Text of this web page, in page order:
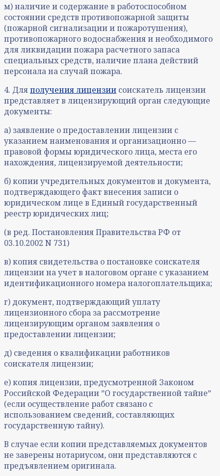
м) наличие и содержание в работоспособном
состоянии средств противопожарной защиты
(пожарной сигнализации и пожаротушения),
противопожарного водоснабжения и необходимого
для ликвидации пожара расчетного запаса
специальных средств, наличие плана действий
персонала на случай пожара.
4. Дляполучения лицензии соискатель лицензии
представляет в лицензирующий орган следующие
документы:
а) заявление о предоставлении лицензии с
указанием наименования и организационно —
правовой формы юридического лица, места его
нахождения, лицензируемой деятельности;
б) копии учредительных документов и документа,
подтверждающего факт внесения записи о
юридическом лице в Единый государственный
реестр юридических лиц;
(в ред. Постановления Правительства РФ от
03.10.2002 N 731)
в) копия свидетельства о постановке соискателя
лицензии на учет в налоговом органе с указанием
идентификационного номера налогоплательщика;
г) документ, подтверждающий уплату
лицензионного сбора за рассмотрение
лицензирующим органом заявления о
предоставлении лицензии;
д) сведения о квалификации работников
соискателя лицензии;
е) копия лицензии, предусмотренной Законом
Российской Федерации ˮО государственной тайнеˮ
(если осуществление работ связано с
использованием сведений, составляющих
государственную тайну).
В случае если копии представляемых документов
не заверены нотариусом, они представляются с
предъявлением оригинала.